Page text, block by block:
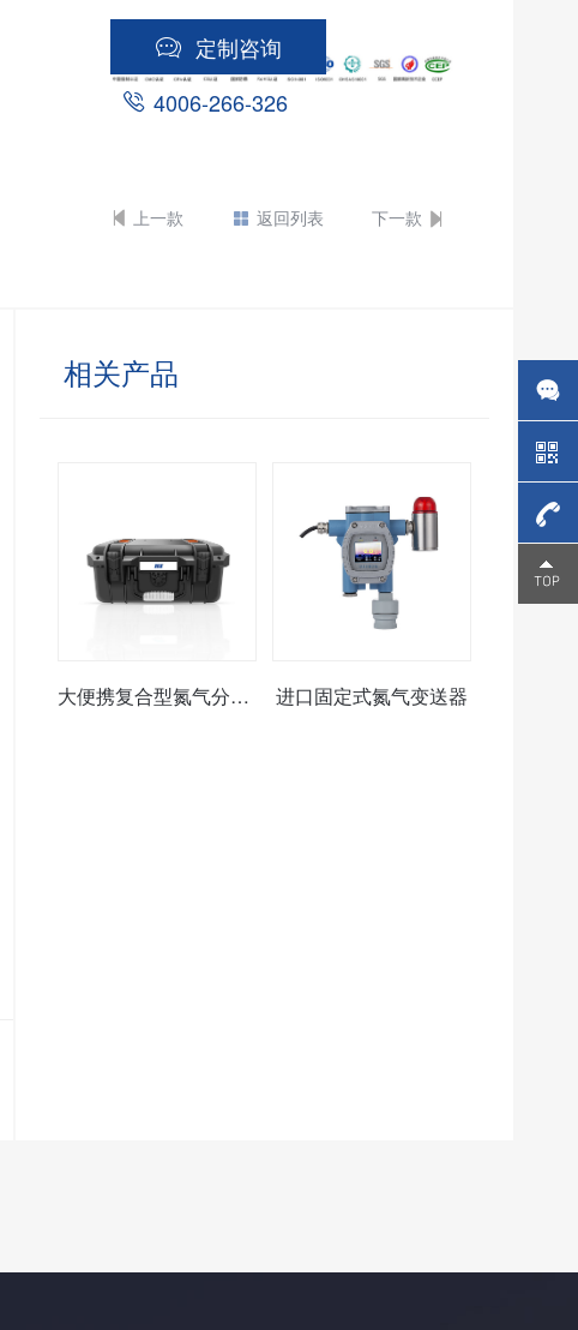
信号，数据集中显示处理；并
且提供RS485有线输出，以太
网输出、声光报警信号输出、
便大气。
定制咨询
4006-266-326
上一款 返回列表 下一款
相关产品
大便携复合型氮气分析仪 进口固定式氮气变送器
4006-